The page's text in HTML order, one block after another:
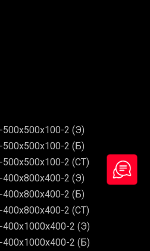
2 (Э)
2 (Б)
2 (СТ)
2 (Э)
2 (Б)
2 (СТ)
2 (Э)
2 (Б)